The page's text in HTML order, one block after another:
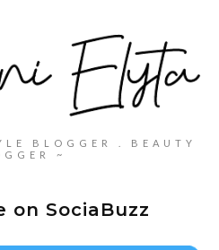
BLOGGER . BEAUTY
~
on SociaBuzz